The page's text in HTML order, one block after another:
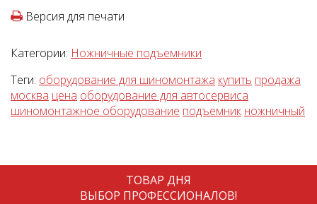
Версия для печати
Категории: Ножничные подъемники
Теги: оборудование для шиномонтажа купить продажа
москва цена оборудование для автосервиса
шиномонтажное оборудование подъемник ножничный
ТОВАР ДНЯ
ВЫБОР ПРОФЕССИОНАЛОВ!